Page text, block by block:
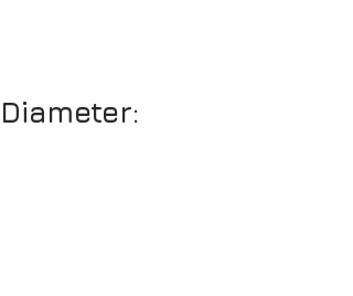
Diameter: